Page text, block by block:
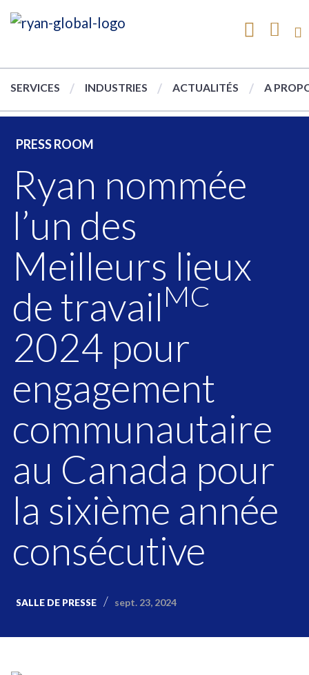
SERVICES INDUSTRIES ACTUALITÉS A
PRESS ROOM
Ryan nommée
l’un des
Meilleurs lieux
de travailMC
2024 pour
engagement
communautaire
au Canada pour
la sixième année
consécutive
SALLE DE PRESSE sept. 23, 2024